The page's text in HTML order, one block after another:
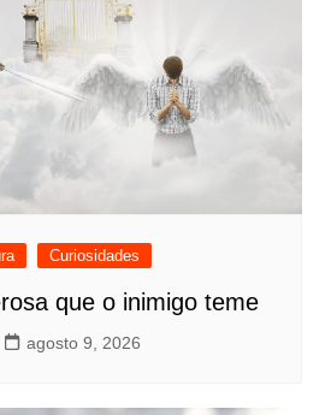
Curiosidades
que o inimigo teme
agosto 9, 2026